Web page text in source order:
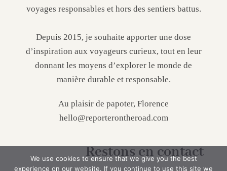
voyages responsables et hors des sentiers battus.
Depuis 2015, je souhaite apporter une dose
d’inspiration aux voyageurs curieux, tout en leur
donnant les moyens d’explorer le monde de
manière durable et responsable.
Au plaisir de papoter, Florence
hello@reporterontheroad.com
Restons en contact
We use cookies to ensure that we give you the best
experience on our website. If you continue to use this site we